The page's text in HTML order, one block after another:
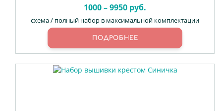
1000 – 9950 руб.
схема / полный набор в максимальной комплектации
ПОДРОБНЕЕ